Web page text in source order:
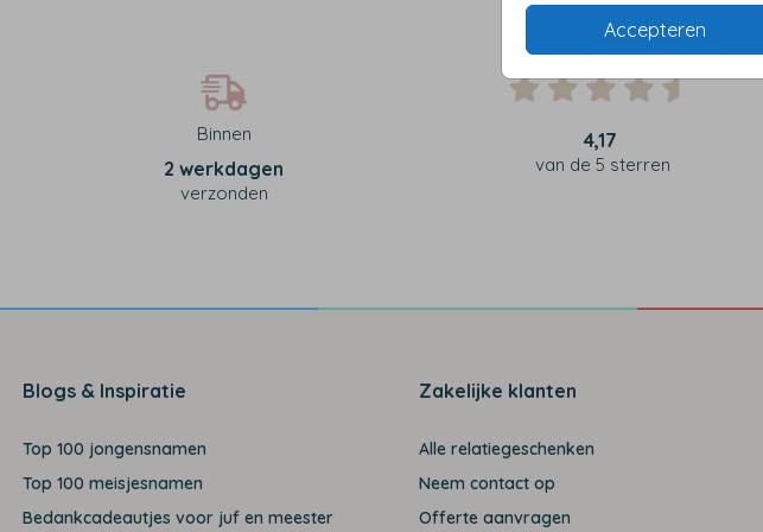
Accepteren
Binnen
2 werkdagen
verzonden
4,17
van de 5 sterren
Blogs & Inspiratie
Top 100 jongensnamen
Top 100 meisjesnamen
Bedankcadeautjes voor juf en meester
Zakelijke klanten
Alle relatiegeschenken
Neem contact op
Offerte aanvragen